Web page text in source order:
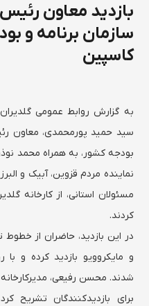
بازدید معاون
سازمان برنامه و
کاسپین
سید حمید پورمحمدی، معاون
بودجه کشور، به همراه محمد
نماینده مردم قزوین، آبیک و
مسئولان استانی، از کارخانه
کردند.
در این بازدید، حاضران از
و مایکروویو بازدید کرده و
شدند. محسن رفیعی،
برای بازدیدکنندگان تشریح